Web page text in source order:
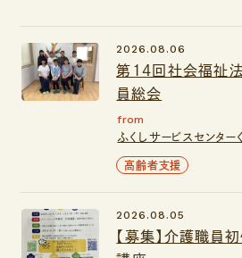
第14回社会福祉法
員総会
2026.08.06
from
ふくしサービスセンター
高齢者支援
【募集】介護職
2026.08.05